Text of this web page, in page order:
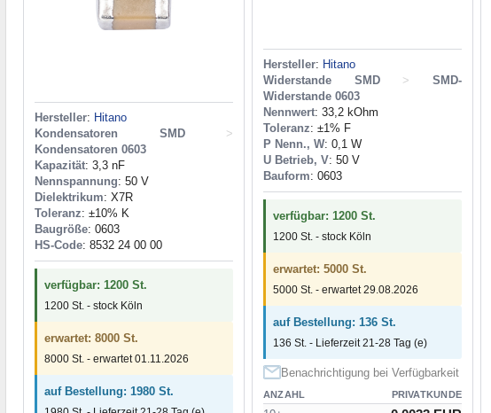
Hersteller: Hitano
Kondensatoren SMD
>
Kondensatoren 0603
Kapazität: 3,3 nF
Nennspannung: 50 V
Dielektrikum: X7R
Toleranz: ±10% K
Baugröße: 0603
HS-Code: 8532 24 00 00
verfügbar: 1200 St.
1200 St. - stock Köln
erwartet: 8000 St.
8000 St. - erwartet 01.11.2026
auf Bestellung: 1980 St.
Hersteller: Hitano
Widerstande SMD
>
SMD-
Widerstande 0603
Nennwert: 33,2 kOhm
Toleranz: ±1% F
P Nenn., W: 0,1 W
U Betrieb, V: 50 V
Bauform: 0603
verfügbar: 1200 St.
1200 St. - stock Köln
erwartet: 5000 St.
5000 St. - erwartet 29.08.2026
auf Bestellung: 136 St.
136 St. - Lieferzeit 21-28 Tag (e)
Benachrichtigung bei Verfügbarkeit
ANZAHL PRIVATKUNDE